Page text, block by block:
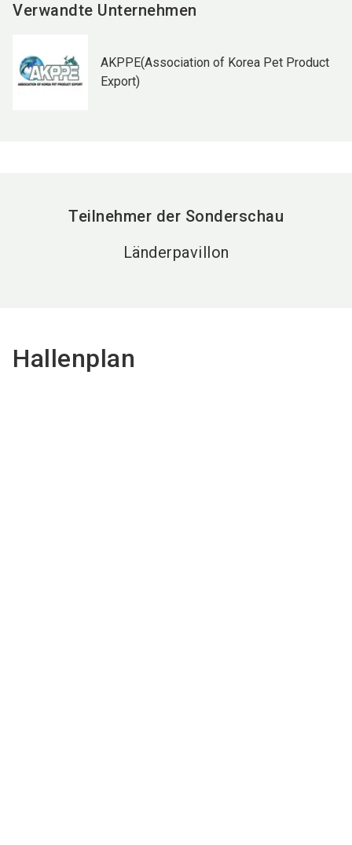
Verwandte Unternehmen
AKPPE(Association of Korea Pet Product
Export)
Teilnehmer der Sonderschau
Länderpavillon
Hallenplan